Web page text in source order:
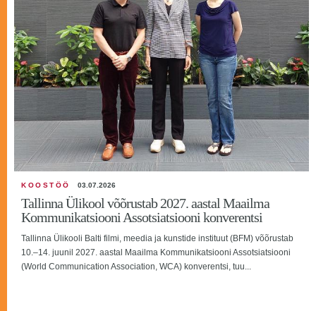
KOOSTÖÖ 03.07.2026
Tallinna Ülikool võõrustab 2027. aastal Maailma
Kommunikatsiooni Assotsiatsiooni konverentsi
Tallinna Ülikooli Balti filmi, meedia ja kunstide instituut (BFM) võõrustab
10.–14. juunil 2027. aastal Maailma Kommunikatsiooni Assotsiatsiooni
(World Communication Association, WCA) konverentsi, tuu...